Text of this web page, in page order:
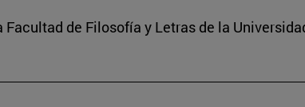
de Filosofía y Letras de la